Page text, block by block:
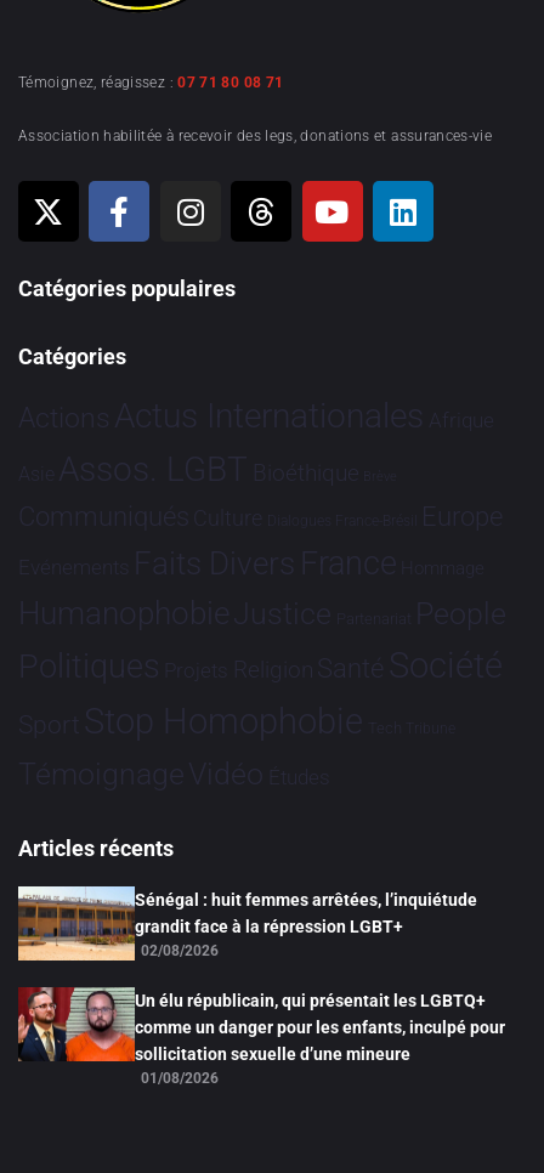
Témoignez, réagissez :07 71 80 08 71
Association habilitée à recevoir des legs, donations et assurances-vie
Catégories populaires
Catégories
Actions Actus Internationales Afrique
Asie Assos. LGBT Bioéthique Brève
Communiqués Culture Dialogues France-Brésil Europe
Evénements Faits Divers France Hommage
HumanophobieJustice Partenariat People
Politiques Projets Religion Santé Société
Sport Stop Homophobie Tech Tribune
TémoignageVidéo Études
Articles récents
Sénégal : huit femmes arrêtées, l’inquiétude
grandit face à la répression LGBT+
02/08/2026
Un élu républicain, qui présentait les LGBTQ+
comme un danger pour les enfants, inculpé pour
sollicitation sexuelle d’une mineure
01/08/2026